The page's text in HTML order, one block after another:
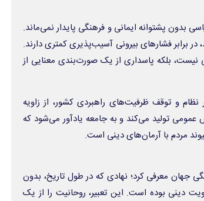
بدون پشتوانه ایمانی و فرهنگی پایدار نمی‌ماند.
برابر فشارهای بیرونی آسیب‌پذیری کمتری دارند.
بلکه پاسداری از یک صورت‌بندی معنایی از
نظام و توقف ظرفیت‌های راهبردی کشور، از زاویه
عمومی تولید می‌کند و به جامعه یادآور می‌شود که
مردم با آرمان‌های دینی است.
جهان معرفی کرد؛ نهادی که در طول تاریخ، بدون
بوده است. این تعبیر، روحانیت را از یک